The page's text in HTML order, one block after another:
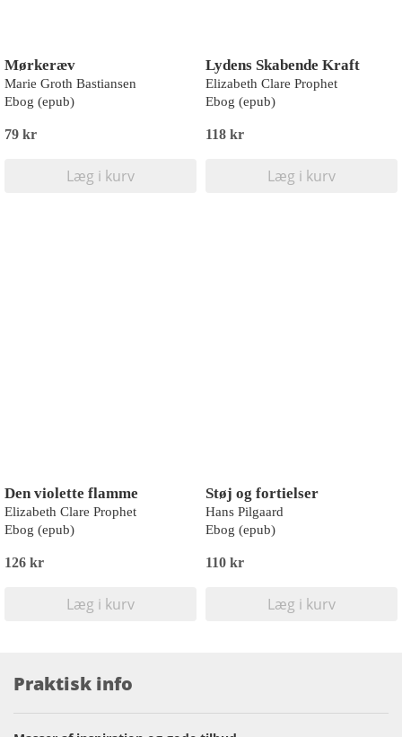
Mørkeræv
Marie Groth Bastiansen
Ebog (epub)
79 kr
Læg i kurv
Lydens Skabende Kraft
Elizabeth Clare Prophet
Ebog (epub)
118 kr
Læg i kurv
Den violette flamme
Elizabeth Clare Prophet
Ebog (epub)
126 kr
Læg i kurv
Støj og fortielser
Hans Pilgaard
Ebog (epub)
110 kr
Læg i kurv
Praktisk info